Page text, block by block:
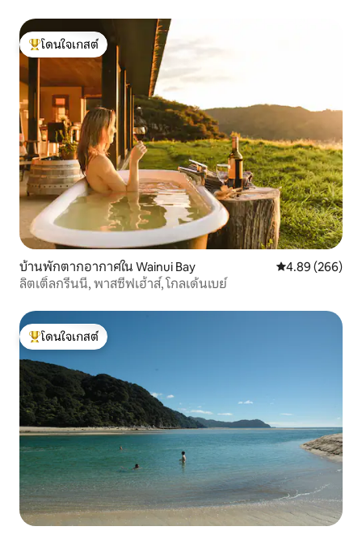
โดนใจเกสต์ที่สุด
โดนใจเกสต์
บ้านพักตากอากาศใน Wainui Bay คะแนนเฉลี่ย
4.89 (266)
ลิตเติ้ลกรีนนี่, พาสซีฟเฮ้าส์, โกลเด้นเบย์
โดนใจเกสต์ที่สุด
โดนใจเกสต์